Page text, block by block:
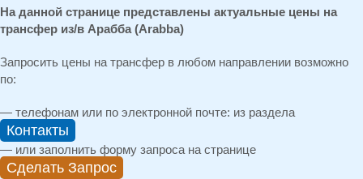
На данной странице представлены актуальные цены на
трансфер из/в Арабба (Arabba)
Запросить цены на трансфер в любом направлении возможно
по:
— телефонам или по электронной почте: из раздела
Контакты
— или заполнить форму запроса на странице
Сделать Запрос